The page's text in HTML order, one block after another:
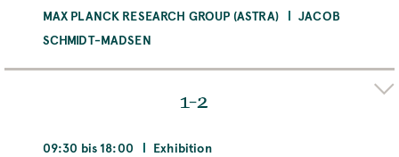
MEHR
MAX PLANCK RESEARCH GROUP (ASTRA)
JACOB
SCHMIDT-MADSEN
Adresse
1-2
09:30 bis 18:00 Exhibition